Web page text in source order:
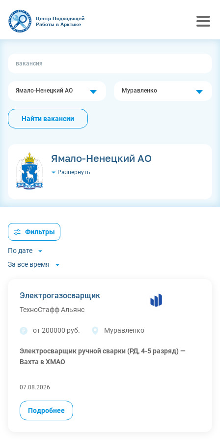
Центр Подходящей
Работы в Арктике
Ямало-Ненецкий АО Муравленко
Найти вакансии
Ямало-Ненецкий АО
Развернуть
Фильтры
По дате
За все время
Электрогазосварщик
ТехноСтафф Альянс
от 200000 руб. Муравленко
Электросварщик ручной сварки (РД, 4-5 разряд) —
Вахта в ХМАО
СРОЧНЫЙ ЗАЕЗД ДО 12.08.2026!
Обязанности:
Сварка металлоконструкций (изготовление
Подробнее
07.08.2026